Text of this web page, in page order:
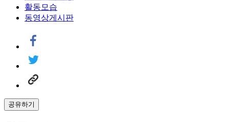
활동모습
동영상게시판
공유하기